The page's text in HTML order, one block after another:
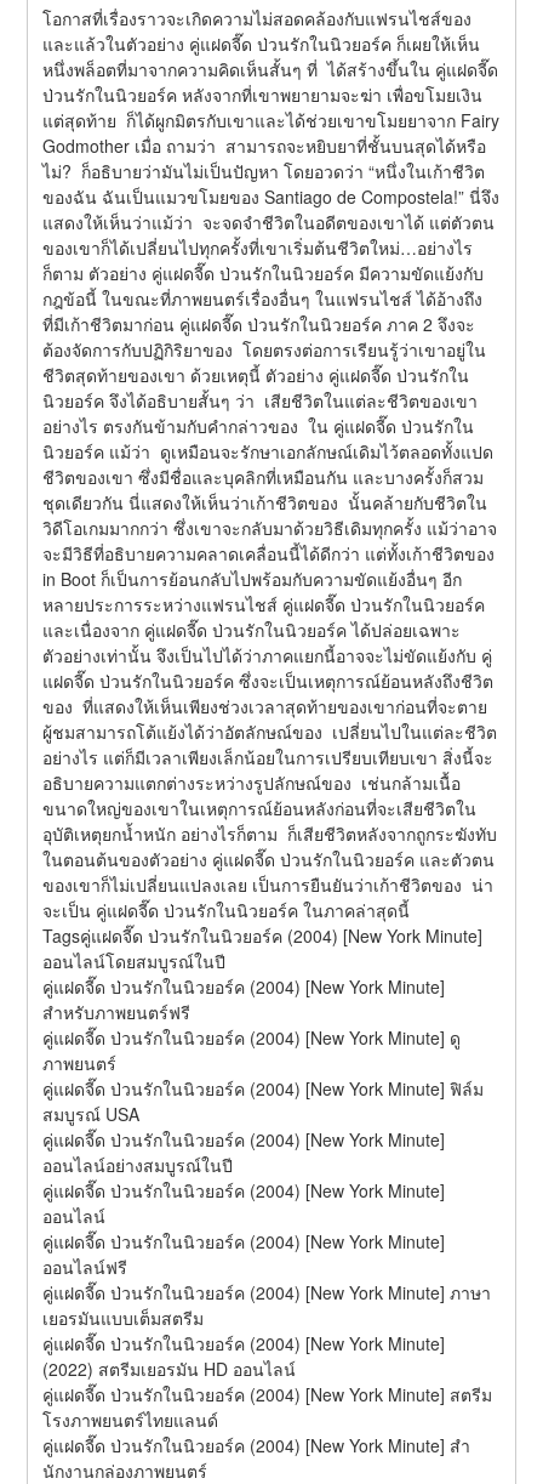
โอกาสที่เรื่องราวจะเกิดความไม่สอดคล้องกับแฟรนไชส์ของ
และแล้วในตัวอย่าง คู่แฝดจี๊ด ป่วนรักในนิวยอร์ค ก็เผยให้เห็น
หนึ่งพล็อตที่มาจากความคิดเห็นสั้นๆ ที่  ได้สร้างขึ้นใน คู่แฝดจี๊ด
ป่วนรักในนิวยอร์ค หลังจากที่เขาพยายามจะฆ่า เพื่อขโมยเงิน
แต่สุดท้าย  ก็ได้ผูกมิตรกับเขาและได้ช่วยเขาขโมยยาจาก Fairy
Godmother เมื่อ ถามว่า  สามารถจะหยิบยาที่ชั้นบนสุดได้หรือ
ไม่?  ก็อธิบายว่ามันไม่เป็นปัญหา โดยอวดว่า “หนึ่งในเก้าชีวิต
ของฉัน ฉันเป็นแมวขโมยของ Santiago de Compostela!” นี่จึง
แสดงให้เห็นว่าแม้ว่า  จะจดจำชีวิตในอดีตของเขาได้ แต่ตัวตน
ของเขาก็ได้เปลี่ยนไปทุกครั้งที่เขาเริ่มต้นชีวิตใหม่…อย่างไร
ก็ตาม ตัวอย่าง คู่แฝดจี๊ด ป่วนรักในนิวยอร์ค มีความขัดแย้งกับ
กฎข้อนี้ ในขณะที่ภาพยนตร์เรื่องอื่นๆ ในแฟรนไชส์ ได้อ้างถึง
ที่มีเก้าชีวิตมาก่อน คู่แฝดจี๊ด ป่วนรักในนิวยอร์ค ภาค 2 จึงจะ
ต้องจัดการกับปฏิกิริยาของ  โดยตรงต่อการเรียนรู้ว่าเขาอยู่ใน
ชีวิตสุดท้ายของเขา ด้วยเหตุนี้ ตัวอย่าง คู่แฝดจี๊ด ป่วนรักใน
นิวยอร์ค จึงได้อธิบายสั้นๆ ว่า  เสียชีวิตในแต่ละชีวิตของเขา
อย่างไร ตรงกันข้ามกับคำกล่าวของ  ใน คู่แฝดจี๊ด ป่วนรักใน
นิวยอร์ค แม้ว่า  ดูเหมือนจะรักษาเอกลักษณ์เดิมไว้ตลอดทั้งแปด
ชีวิตของเขา ซึ่งมีชื่อและบุคลิกที่เหมือนกัน และบางครั้งก็สวม
ชุดเดียวกัน นี่แสดงให้เห็นว่าเก้าชีวิตของ  นั้นคล้ายกับชีวิตใน
วิดีโอเกมมากกว่า ซึ่งเขาจะกลับมาด้วยวิธีเดิมทุกครั้ง แม้ว่าอาจ
จะมีวิธีที่อธิบายความคลาดเคลื่อนนี้ได้ดีกว่า แต่ทั้งเก้าชีวิตของ
in Boot ก็เป็นการย้อนกลับไปพร้อมกับความขัดแย้งอื่นๆ อีก
หลายประการระหว่างแฟรนไชส์ คู่แฝดจี๊ด ป่วนรักในนิวยอร์ค
และเนื่องจาก คู่แฝดจี๊ด ป่วนรักในนิวยอร์ค ได้ปล่อยเฉพาะ
ตัวอย่างเท่านั้น จึงเป็นไปได้ว่าภาคแยกนี้อาจจะไม่ขัดแย้งกับ คู่
แฝดจี๊ด ป่วนรักในนิวยอร์ค ซึ่งจะเป็นเหตุการณ์ย้อนหลังถึงชีวิต
ของ  ที่แสดงให้เห็นเพียงช่วงเวลาสุดท้ายของเขาก่อนที่จะตาย
ผู้ชมสามารถโต้แย้งได้ว่าอัตลักษณ์ของ  เปลี่ยนไปในแต่ละชีวิต
อย่างไร แต่ก็มีเวลาเพียงเล็กน้อยในการเปรียบเทียบเขา สิ่งนี้จะ
อธิบายความแตกต่างระหว่างรูปลักษณ์ของ  เช่นกล้ามเนื้อ
ขนาดใหญ่ของเขาในเหตุการณ์ย้อนหลังก่อนที่จะเสียชีวิตใน
อุบัติเหตุยกน้ำหนัก อย่างไรก็ตาม  ก็เสียชีวิตหลังจากถูกระฆังทับ
ในตอนต้นของตัวอย่าง คู่แฝดจี๊ด ป่วนรักในนิวยอร์ค และตัวตน
ของเขาก็ไม่เปลี่ยนแปลงเลย เป็นการยืนยันว่าเก้าชีวิตของ  น่า
จะเป็น คู่แฝดจี๊ด ป่วนรักในนิวยอร์ค ในภาคล่าสุดนี้
Tagsคู่แฝดจี๊ด ป่วนรักในนิวยอร์ค (2004) [New York Minute]
ออนไลน์โดยสมบูรณ์ในปี
คู่แฝดจี๊ด ป่วนรักในนิวยอร์ค (2004) [New York Minute]
สำหรับภาพยนตร์ฟรี
คู่แฝดจี๊ด ป่วนรักในนิวยอร์ค (2004) [New York Minute] ดู
ภาพยนตร์
คู่แฝดจี๊ด ป่วนรักในนิวยอร์ค (2004) [New York Minute] ฟิล์ม
สมบูรณ์ USA
คู่แฝดจี๊ด ป่วนรักในนิวยอร์ค (2004) [New York Minute]
ออนไลน์อย่างสมบูรณ์ในปี
คู่แฝดจี๊ด ป่วนรักในนิวยอร์ค (2004) [New York Minute]
ออนไลน์
คู่แฝดจี๊ด ป่วนรักในนิวยอร์ค (2004) [New York Minute]
ออนไลน์ฟรี
คู่แฝดจี๊ด ป่วนรักในนิวยอร์ค (2004) [New York Minute] ภาษา
เยอรมันแบบเต็มสตรีม
คู่แฝดจี๊ด ป่วนรักในนิวยอร์ค (2004) [New York Minute]
(2022) สตรีมเยอรมัน HD ออนไลน์
คู่แฝดจี๊ด ป่วนรักในนิวยอร์ค (2004) [New York Minute] สตรีม
โรงภาพยนตร์ไทยแลนด์
คู่แฝดจี๊ด ป่วนรักในนิวยอร์ค (2004) [New York Minute] สํา
นักงานกล่องภาพยนตร์